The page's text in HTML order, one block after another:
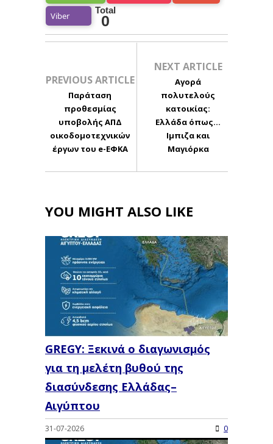
Viber
Total
0
PREVIOUS ARTICLE
Παράταση
προθεσμίας
υποβολής ΑΠΔ
οικοδομοτεχνικών
έργων του e-ΕΦΚΑ
NEXT ARTICLE
Αγορά
πολυτελούς
κατοικίας:
Ελλάδα όπως...
Ιμπιζα και
Μαγιόρκα
YOU MIGHT ALSO LIKE
GREGY: Ξεκινά ο διαγωνισμός
για τη μελέτη βυθού της
διασύνδεσης Ελλάδας–
Αιγύπτου
31-07-2026 0